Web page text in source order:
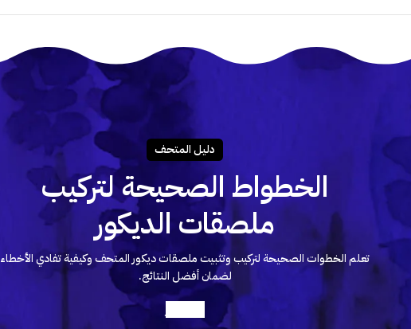
دليـل المتحـف
الخطواط الصحيحة لتركيب
ملصقات الديكور
تعلم الخطوات الصحيحة لتركيب وتثبيت ملصقات ديكور المتحف وكيفية تفادي الأخطاء
لضمان أفضل النتائج.